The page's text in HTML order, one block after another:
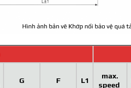
G F L1
max.
speed